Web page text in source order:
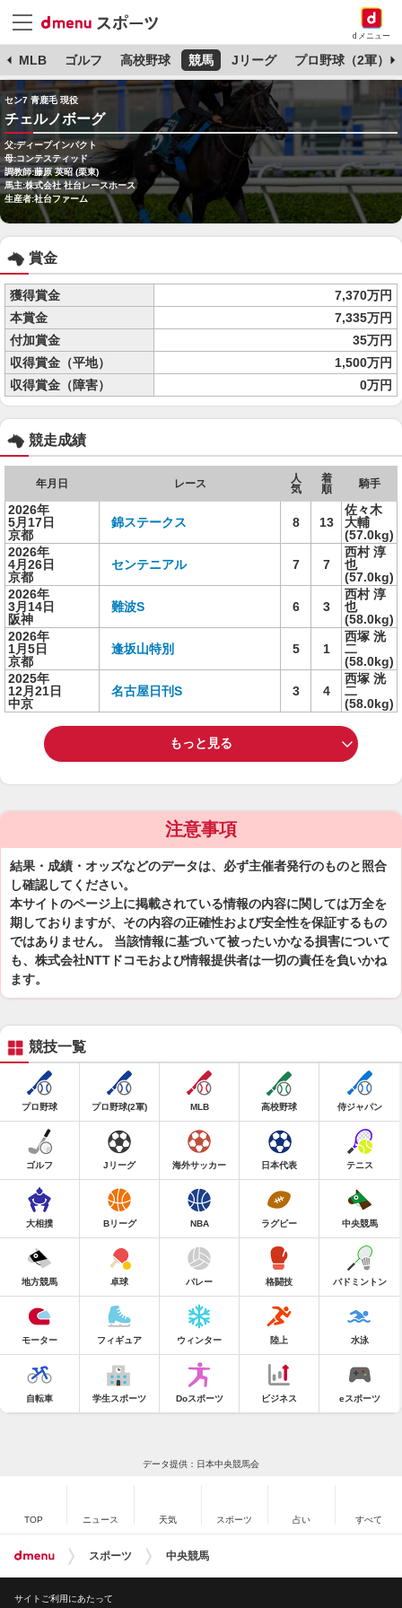
dメニュー
MLB ゴルフ 高校野球 競馬 Jリーグ プロ野球（2軍）
セン7 青鹿毛 現役
チェルノボーグ
父:ディープインパクト
母:コンテスティッド
調教師:藤原 英昭 (栗東)
馬主:株式会社 社台レースホース
生産者:社台ファーム
賞金
獲得賞金
7,370万円
本賞金
7,335万円
付加賞金
35万円
収得賞金（平地）
1,500万円
収得賞金（障害）
0万円
競走成績
年月日 レース
人
気
着
順
騎手
2026年
5月17日
京都
錦ステークス 8 13
佐々木
大輔
(57.0kg)
2026年
4月26日
京都
センテニアル 7 7
西村 淳
也
(57.0kg)
2026年
3月14日
阪神
難波S 6 3
西村 淳
也
(58.0kg)
2026年
1月5日
京都
逢坂山特別 5 1
西塚 洸
二
(58.0kg)
2025年
12月21日
中京
名古屋日刊S 3 4
西塚 洸
二
(58.0kg)
もっと見る
注意事項
結果・成績・オッズなどのデータは、必ず主催者発行のものと照合
し確認してください。
本サイトのページ上に掲載されている情報の内容に関しては万全を
期しておりますが、その内容の正確性および安全性を保証するもの
ではありません。 当該情報に基づいて被ったいかなる損害について
も、株式会社NTTドコモおよび情報提供者は一切の責任を負いかね
ます。
競技一覧
プロ野球 プロ野球(2軍) MLB 高校野球 侍ジャパン
ゴルフ Jリーグ 海外サッカー 日本代表 テニス
大相撲 Bリーグ NBA ラグビー 中央競馬
地方競馬 卓球 バレー 格闘技 バドミントン
モーター フィギュア ウィンター 陸上 水泳
自転車 学生スポーツ Doスポーツ ビジネス eスポーツ
データ提供：日本中央競馬会
TOP ニュース 天気 スポーツ 占い すべて
スポーツ 中央競馬
サイトご利用にあたって